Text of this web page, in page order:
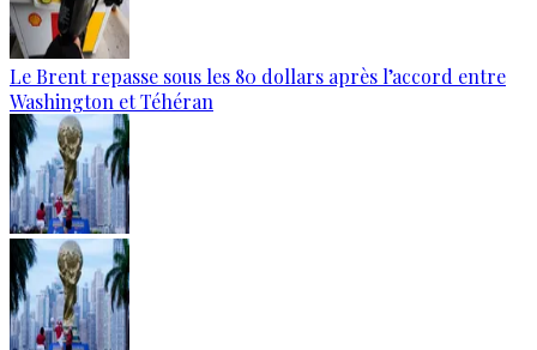
Le Brent repasse sous les 80 dollars après l’accord entre
Washington et Téhéran